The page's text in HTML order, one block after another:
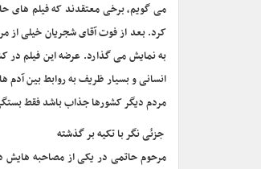
می گویم، برخی معتقدند که فیلم های
کرد. بعد از فوت آقای شجریان خیلی از
به نمایش می گذارد. عرضه این فیلم در
انسانی و بسیار ظریف به روابط بین آدم
مردم دیگر کشورها جذاب باشد فقط
جزئی نگر با تکیه بر گذشته
مرحوم حاتمی در یکی از مصاحبه هایش